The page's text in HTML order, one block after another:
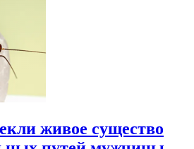
живое существо